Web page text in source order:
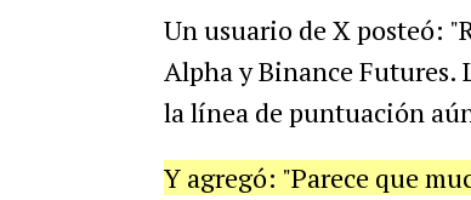
Un usuario de X posteó:
Alpha y Binance Futures.
la línea de puntuación
Y agregó: "Parece que